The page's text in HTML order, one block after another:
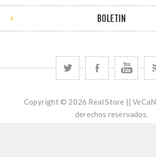
BOLETIN
Copyright © 2026 Real Store ||
derechos reservados.